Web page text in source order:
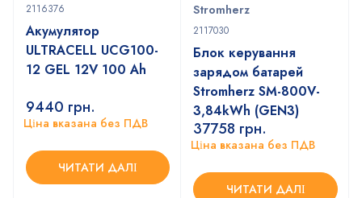
2116376
Акумулятор
ULTRACELL UCG100-
12 GEL 12V 100 Ah
9440 грн.
Ціна вказана без ПДВ
ЧИТАТИ ДАЛІ
Stromherz
2117030
Блок керування
зарядом батарей
Stromherz SM-800V-
3,84kWh (GEN3)
37758 грн.
Ціна вказана без ПДВ
ЧИТАТИ ДАЛІ